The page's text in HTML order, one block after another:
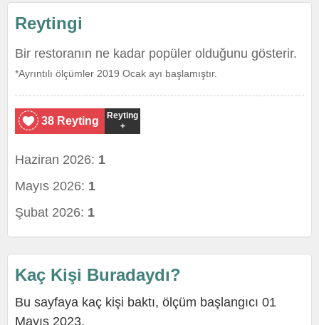
Reytingi
Bir restoranın ne kadar popüler olduğunu gösterir.
*Ayrıntılı ölçümler 2019 Ocak ayı başlamıştır.
38 Reyting
Reyting
+
Haziran 2026: 1
Mayıs 2026: 1
Şubat 2026: 1
Kaç Kişi Buradaydı?
Bu sayfaya kaç kişi baktı, ölçüm başlangıcı 01
Mayıs 2023.